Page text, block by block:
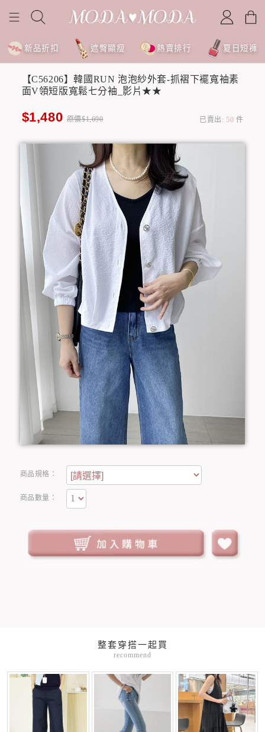
新品折扣 遮臀顯瘦 熱賣排行 夏日短褲
【C56206】韓國RUN 泡泡紗外套-抓褶下襬寬袖素
面V領短版寬鬆七分袖_影片★★
$1,480 原價$1,690 已賣出: 50 件
商品規格：
商品數量：
整套穿搭一起買
recommend